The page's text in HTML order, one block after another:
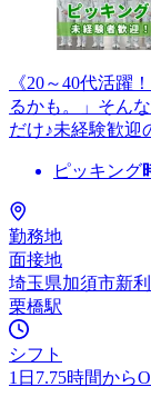
《20～40代活躍
るかも。」そん
だけ♪未経験歓迎
ピッキング
勤務地
面接地
埼玉県加須市新
栗橋駅
シフト
1日7.75時間から